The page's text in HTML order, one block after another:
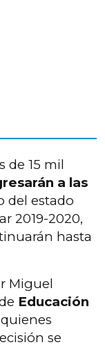
de 15 mil
a las
del estado
2019-2020,
hasta
Miguel
Educación
quienes
se